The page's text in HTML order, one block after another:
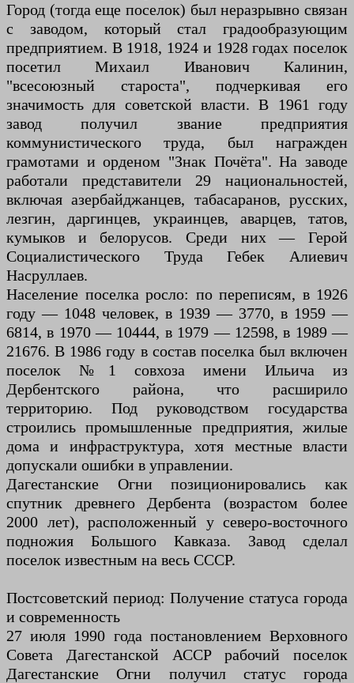
Город (тогда еще поселок) был неразрывно связан
с заводом, который стал градообразующим
предприятием. В 1918, 1924 и 1928 годах поселок
посетил Михаил Иванович Калинин,
"всесоюзный староста", подчеркивая его
значимость для советской власти. В 1961 году
завод получил звание предприятия
коммунистического труда, был награжден
грамотами и орденом "Знак Почёта". На заводе
работали представители 29 национальностей,
включая азербайджанцев, табасаранов, русских,
лезгин, даргинцев, украинцев, аварцев, татов,
кумыков и белорусов. Среди них — Герой
Социалистического Труда Гебек Алиевич
Насруллаев.
Население поселка росло: по переписям, в 1926
году — 1048 человек, в 1939 — 3770, в 1959 —
6814, в 1970 — 10444, в 1979 — 12598, в 1989 —
21676. В 1986 году в состав поселка был включен
поселок №1 совхоза имени Ильича из
Дербентского района, что расширило
территорию. Под руководством государства
строились промышленные предприятия, жилые
дома и инфраструктура, хотя местные власти
допускали ошибки в управлении.
Дагестанские Огни позиционировались как
спутник древнего Дербента (возрастом более
2000 лет), расположенный у северо-восточного
подножия Большого Кавказа. Завод сделал
поселок известным на весь СССР.
Постсоветский период: Получение статуса города
и современность
27 июля 1990 года постановлением Верховного
Совета Дагестанской АССР рабочий поселок
Дагестанские Огни получил статус города